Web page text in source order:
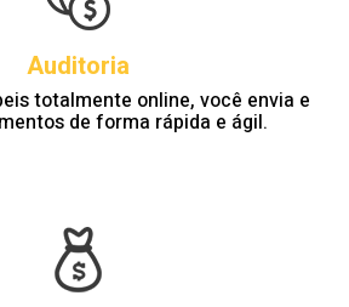
Auditoria
totalmente online, você envia e
de forma rápida e ágil.